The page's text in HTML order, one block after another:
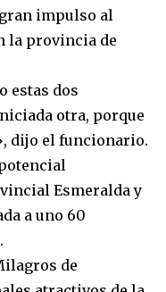
impulso al
la provincia de
estas dos
otra, porque
dijo el funcionario.
Esmeralda y
a uno 60
de